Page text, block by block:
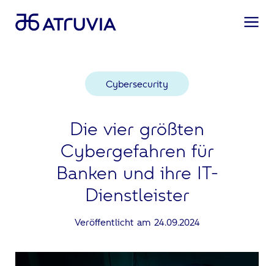
Cybersecurity
Die vier größten
Cybergefahren für
Banken und ihre IT-
Dienstleister
Veröffentlicht am 24.09.2024